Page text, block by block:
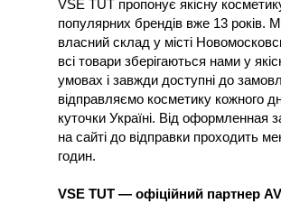
VSE TUT пропонує якісну
популярних брендів вже 13 років.
власний склад у місті
всі товари зберігаються нами у
умовах і завжди доступні до
відправляємо косметику кожного
куточки Україні. Від оформленная
на сайті до відправки проходить
годин.
VSE TUT — офіційний партнер